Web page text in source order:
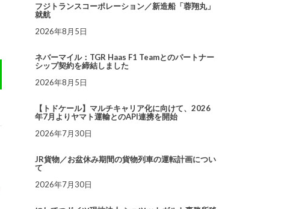
フジトランスコーポレーション／新造船「蓉翔丸」
就航
2026年8月5日
ネバーマイル：TGR Haas F1 Teamとのパートナー
シップ契約を締結しました
2026年8月5日
【トドケール】マルチキャリア化に向けて、2026
年7月よりヤマト運輸とのAPI連携を開始
2026年7月30日
JR貨物／お盆休み期間の貨物列車の運転計画につい
て
2026年7月30日